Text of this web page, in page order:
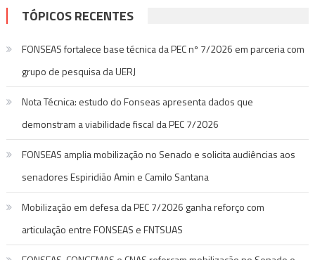
TÓPICOS RECENTES
FONSEAS fortalece base técnica da PEC nº 7/2026 em parceria com
grupo de pesquisa da UERJ
Nota Técnica: estudo do Fonseas apresenta dados que
demonstram a viabilidade fiscal da PEC 7/2026
FONSEAS amplia mobilização no Senado e solicita audiências aos
senadores Espiridião Amin e Camilo Santana
Mobilização em defesa da PEC 7/2026 ganha reforço com
articulação entre FONSEAS e FNTSUAS